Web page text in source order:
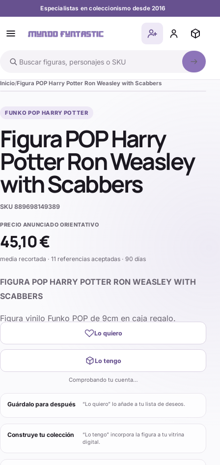
Especialistas en coleccionismo desde 2016
Buscar en el catálogo
Inicio Figura POP Harry Potter Ron Weasley with Scabbers
FUNKO POP HARRY POTTER
Figura POP Harry
Potter Ron Weasley
with Scabbers
SKU 889698149389
PRECIO ANUNCIADO ORIENTATIVO
45,10 €
media recortada · 11 referencias aceptadas · 90 días
FIGURA POP HARRY POTTER RON WEASLEY WITH
SCABBERS
Figura vinilo Funko POP de 9cm en caja regalo.
Lo quiero
Lo tengo
Comprobando tu cuenta…
Guárdalo para después “Lo quiero” lo añade a tu lista de deseos.
Construye tu colección
“Lo tengo” incorpora la figura a tu vitrina
digital.